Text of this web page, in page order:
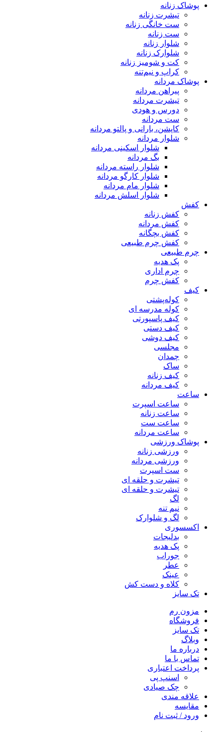
پوشاک زنانه
تیشرت زنانه
ست خانگی زنانه
ست زنانه
شلوار زنانه
شلوارک زنانه
کت و شومیز زنانه
کراپ و نیم‌تنه
پوشاک مردانه
پیراهن مردانه
تیشرت مردانه
دورس و هودی
ست مردانه
کاپشن، بارانی و پالتو مردانه
شلوار مردانه
شلوار اسکینی مردانه
بگ مردانه
شلوار راسته مردانه
شلوار کارگو مردانه
شلوار مام مردانه
شلوار اسلش مردانه
کفش
کفش زنانه
کفش مردانه
کفش بچگانه
کفش چرم طبیعی
چرم طبیعی
پک هدیه
چرم اداری
کفش چرم
کیف
کوله‌پشتی
کوله مدرسه ای
کیف پاسپورتی
کیف دستی
کیف دوشی
مجلسی
چمدان
ساک
کیف زنانه
کیف مردانه
ساعت
ساعت اسپرت
ساعت زنانه
ساعت ست
ساعت مردانه
پوشاک ورزشی
ورزشی زنانه
ورزشی مردانه
ست اسپرت
تیشرت و حلقه ای
تیشرت و حلقه ای
لگ
نیم تنه
لگ و شلوارک
اکسسوری
بدلیجات
پک هدیه
جوراب
عطر
عینک
کلاه و دست کش
تک سایز
مزون رم
فروشگاه
تک سایز
وبلاگ
درباره ما
تماس با ما
پرداخت اعتباری
اسنپ پی
چک صیادی
علاقه مندی
مقايسه
ورود / ثبت نام